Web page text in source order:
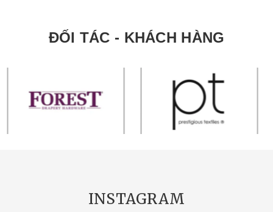
ĐỐI TÁC - KHÁCH HÀNG
INSTAGRAM